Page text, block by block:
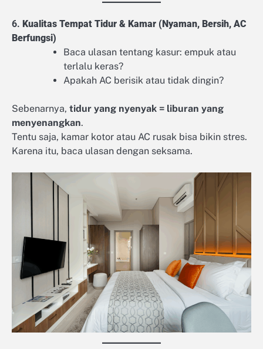
6. Kualitas Tempat Tidur & Kamar (Nyaman, Bersih, AC
Berfungsi)
Baca ulasan tentang kasur: empuk atau
terlalu keras?
Apakah AC berisik atau tidak dingin?
Sebenarnya, tidur yang nyenyak = liburan yang
menyenangkan.
Tentu saja, kamar kotor atau AC rusak bisa bikin stres.
Karena itu, baca ulasan dengan seksama.